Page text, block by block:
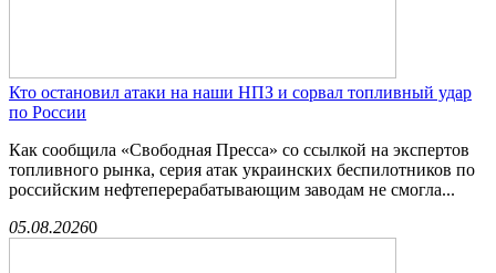
Кто остановил атаки на наши НПЗ и сорвал топливный удар
по России
Как сообщила «Свободная Пресса» со ссылкой на экспертов
топливного рынка, серия атак украинских беспилотников по
российским нефтеперерабатывающим заводам не смогла...
05.08.20260